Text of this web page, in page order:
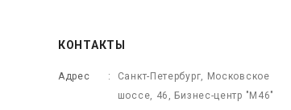
КОНТАКТЫ
Адрес
Санкт-Петербург, Московское
шоссе, 46, Бизнес-центр "М46"